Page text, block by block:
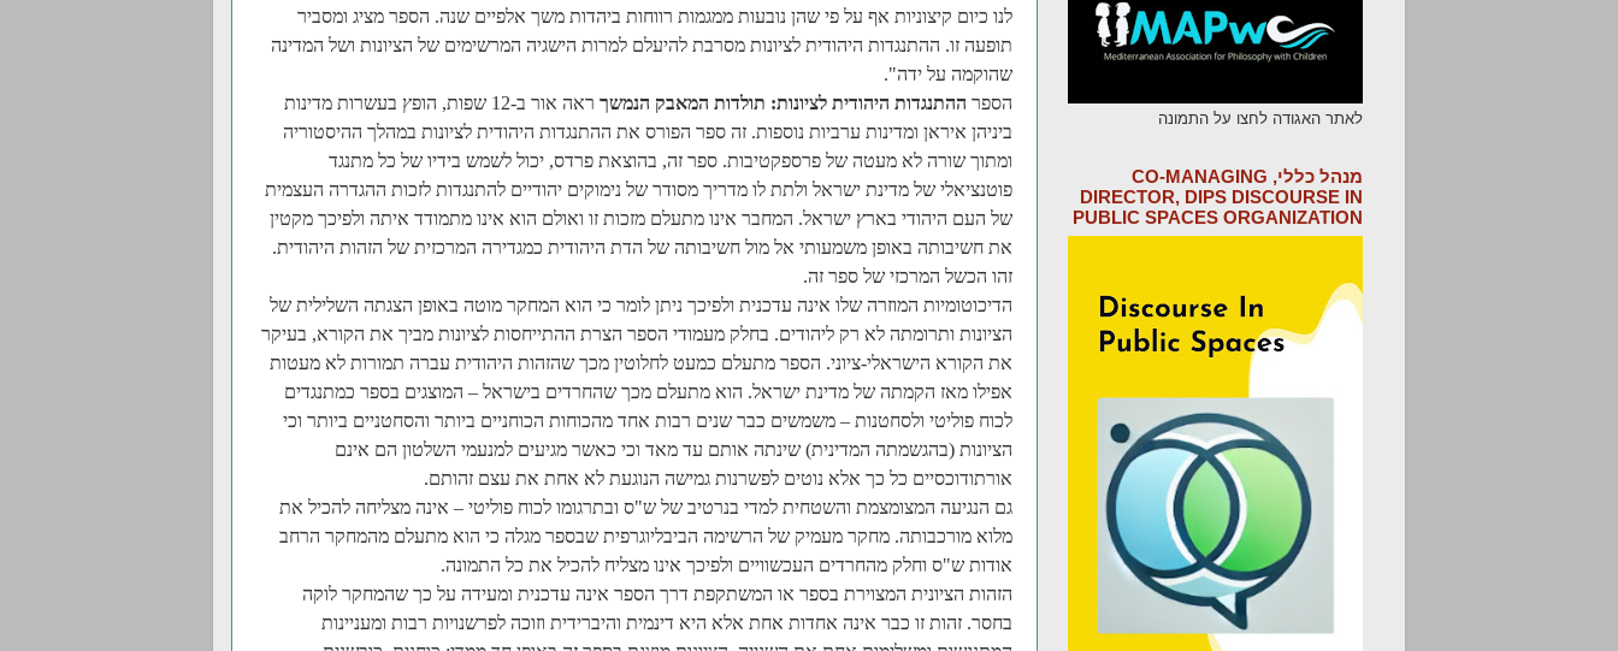
לנו כיום קיצוניות אף על פי שהן נובעות ממגמות רווחות ביהדות משך אלפיים שנה. הספר מציג ומסביר
תופעה זו. ההתנגדות היהודית לציונות מסרבת להיעלם למרות הישגיה המרשימים של הציונות ושל המדינה
שהוקמה על ידה".
הספר ההתנגדות היהודית לציונות: תולדות המאבק הנמשך
ראה אור ב-12 שפות, הופץ בעשרות מדינות
ביניהן איראן ומדינות ערביות נוספות. זה ספר הפורס את ההתנגדות היהודית לציונות במהלך ההיסטוריה
ומתוך שורה לא מעטה של פרספקטיבות. ספר זה, בהוצאת פרדס, יכול לשמש בידיו של כל מתנגד
פוטנציאלי של מדינת ישראל ולתת לו מדריך מסודר של נימוקים יהודיים להתנגדות לזכות ההגדרה העצמית
של העם היהודי בארץ ישראל. המחבר אינו מתעלם מזכות זו ואולם הוא אינו מתמודד איתה ולפיכך מקטין
את חשיבותה באופן משמעותי אל מול חשיבותה של הדת היהודית כמגדירה המרכזית של הזהות היהודית.
זהו הכשל המרכזי של ספר זה.
הדיכוטומיות המוזרה שלו אינה עדכנית ולפיכך ניתן לומר כי הוא המחקר מוטה באופן הצגתה השלילית של
הציונות ותרומתה לא רק ליהודים. בחלק מעמודי הספר הצרת ההתייחסות לציונות מביך את הקורא, בעיקר
את הקורא הישראלי-ציוני. הספר מתעלם כמעט לחלוטין מכך שהזהות היהודית עברה תמורות לא מעטות
אפילו מאז הקמתה של מדינת ישראל. הוא מתעלם מכך שהחרדים בישראל – המוצגים בספר כמתנגדים
לכוח פוליטי ולסחטנות – משמשים כבר שנים רבות אחד מהכוחות הכוחניים ביותר והסחטניים ביותר וכי
הציונות (בהגשמתה המדינית) שינתה אותם עד מאד וכי כאשר מגיעים למנעמי השלטון הם אינם
אורתודוכסיים כל כך אלא נוטים לפשרנות גמישה הנוגעת לא אחת את עצם זהותם.
גם הנגיעה המצומצמת והשטחית למדי בנרטיב של ש"ס ובתרגומו לכוח פוליטי – אינה מצליחה להכיל את
מלוא מורכבותה. מחקר מעמיק של הרשימה הביבליוגרפית שבספר מגלה כי הוא מתעלם מהמחקר הרחב
אודות ש"ס וחלק מהחרדים העכשוויים ולפיכך אינו מצליח להכיל את כל התמונה.
הזהות הציונית המצוירת בספר או המשתקפת דרך הספר אינה עדכנית ומעידה על כך שהמחקר לוקה
בחסר. זהות זו כבר אינה אחדות אחת אלא היא דינמית והיברידית וזוכה לפרשנויות רבות ומעניינות
לאתר האגודה לחצו על התמונה
מנהל כללי, CO-MANAGING
DIRECTOR, DIPS DISCOURSE IN
PUBLIC SPACES ORGANIZATION